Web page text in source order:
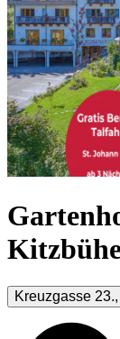
Kreuzgasse 23.,